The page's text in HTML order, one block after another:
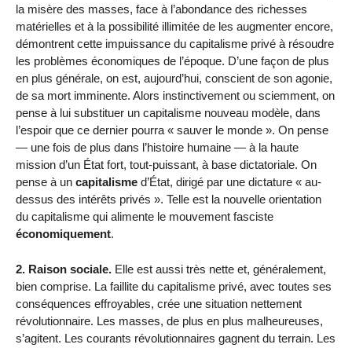
la misère des masses, face à l’abondance des richesses
matérielles et à la possibilité illimitée de les augmenter encore,
démontrent cette impuissance du capitalisme privé à résoudre
les problèmes économiques de l’époque. D’une façon de plus
en plus générale, on est, aujourd’hui, conscient de son agonie,
de sa mort imminente. Alors instinctivement ou sciemment, on
pense à lui substituer un capitalisme nouveau modèle, dans
l’espoir que ce dernier pourra « sauver le monde ». On pense
— une fois de plus dans l’histoire humaine — à la haute
mission d’un État fort, tout-puissant, à base dictatoriale. On
pense à un capitalisme d’État, dirigé par une dictature « au-
dessus des intérêts privés ». Telle est la nouvelle orientation
du capitalisme qui alimente le mouvement fasciste
économiquement.
2. Raison sociale. Elle est aussi très nette et, généralement,
bien comprise. La faillite du capitalisme privé, avec toutes ses
conséquences effroyables, crée une situation nettement
révolutionnaire. Les masses, de plus en plus malheureuses,
s’agitent. Les courants révolutionnaires gagnent du terrain. Les